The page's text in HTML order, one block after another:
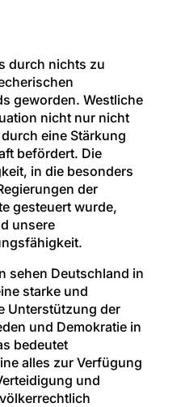
durch nichts zu
geworden. Westliche
nicht nur nicht
eine Stärkung
befördert. Die
in die besonders
der
gesteuert wurde,
unsere
sehen Deutschland in
starke und
Unterstützung der
und Demokratie in
bedeutet
alles zur Verfügung
und